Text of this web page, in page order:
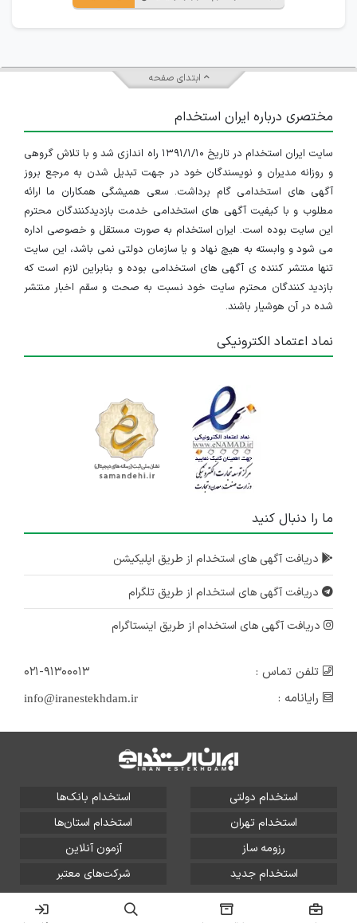
ابتدای صفحه
مختصری درباره ایران استخدام
سایت ایران استخدام در تاریخ ۱۳۹۱/۱/۱۰ راه اندازی شد و با تلاش گروهی
و روزانه مدیران و نویسندگان خود در جهت تبدیل شدن به مرجع بروز
آگهی های استخدامی گام برداشت. سعی همیشگی همکاران ما ارائه
مطلوب و با کیفیت آگهی های استخدامی خدمت بازدیدکنندگان محترم
این سایت بوده است. ایران استخدام به صورت مستقل و خصوصی اداره
می شود و وابسته به هیچ نهاد و یا سازمان دولتی نمی باشد، این سایت
تنها منتشر کننده ی آگهی های استخدامی بوده و بنابراین لازم است که
بازدید کنندگان محترم سایت خود نسبت به صحت و سقم اخبار منتشر
شده در آن هوشیار باشند.
نماد اعتماد الکترونیکی
ما را دنبال کنید
دریافت آگهی های استخدام از طریق اپلیکیشن
دریافت آگهی های استخدام از طریق تلگرام
دریافت آگهی های استخدام از طریق اینستاگرام
تلفن تماس :
۰۲۱-۹۱۳۰۰۰۱۳
رایانامه :
info@iranestekhdam.ir
استخدام دولتی
استخدام بانک‌ها
استخدام تهران
استخدام استان‌ها
رزومه ساز
آزمون آنلاین
استخدام جدید
شرکت‌های معتبر
تمامی حقوق این سایت برای آلتین سیستم محفوظ است و هر
گونه سوءاستفاده از آن پیگرد قانونی دارد.